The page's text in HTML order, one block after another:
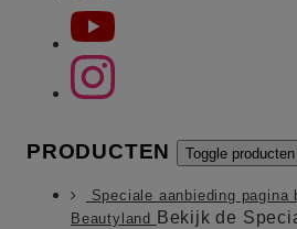
PRODUCTEN Toggle
Speciale aanbieding pagina
Beautyland
Bekijk de